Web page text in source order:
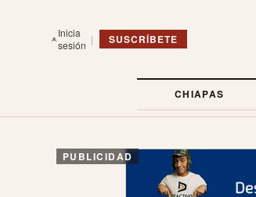
Inicia
sesión | SUSCRÍBETE
CHIAPAS
PUBLICIDAD